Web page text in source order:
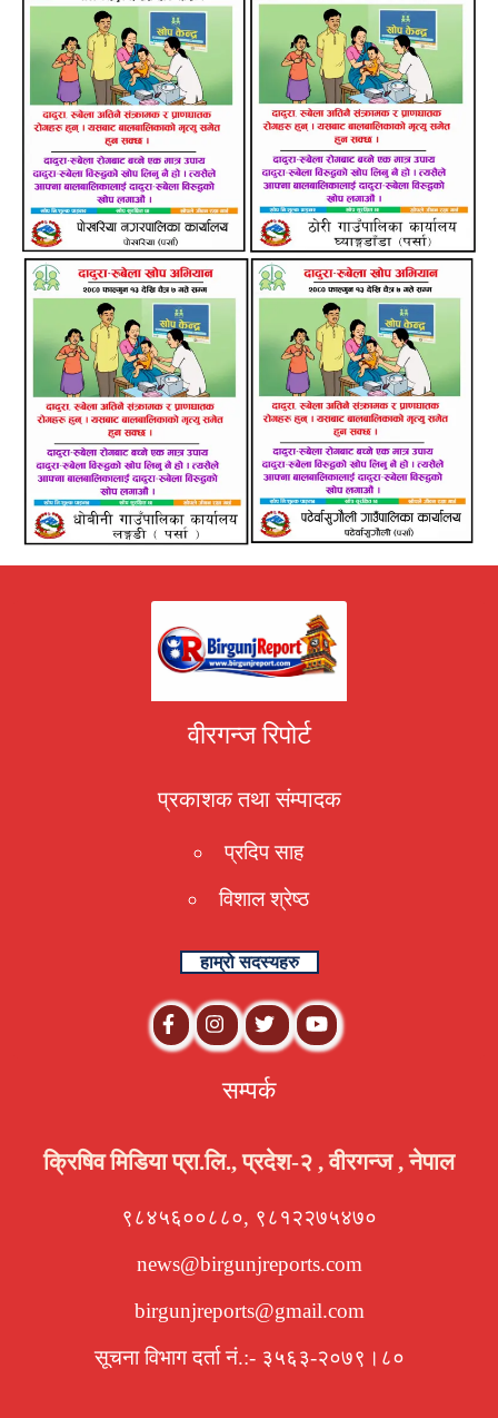
वीरगन्ज रिपोर्ट
प्रकाशक तथा संम्पादक
प्रदिप साह
विशाल श्रेष्ठ
हाम्रो सदस्यहरु
सम्पर्क
क्रिषिव मिडिया प्रा.लि., प्रदेश-२ , वीरगन्ज , नेपाल
९८४५६००८८०, ९८१२२७५४७०
news@birgunjreports.com
birgunjreports@gmail.com
सूचना विभाग दर्ता नं.:- ३५६३-२०७९।८०